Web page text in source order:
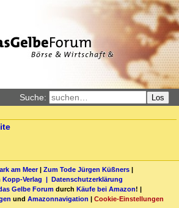
Suche: Los
am Meer| Zum Tode Jürgen Küßners |
Kopp-Verlag | Datenschutzerklärung
Gelbe Forum durch Käufe bei Amazon! |
und Amazonnavigation | Cookie-Einstellungen